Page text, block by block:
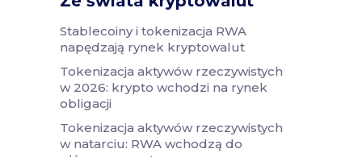
Stablecoiny i tokenizacja RWA
napędzają rynek kryptowalut
Tokenizacja aktywów rzeczywistych
w 2026: krypto wchodzi na rynek
obligacji
Tokenizacja aktywów rzeczywistych
w natarciu: RWA wchodzą do